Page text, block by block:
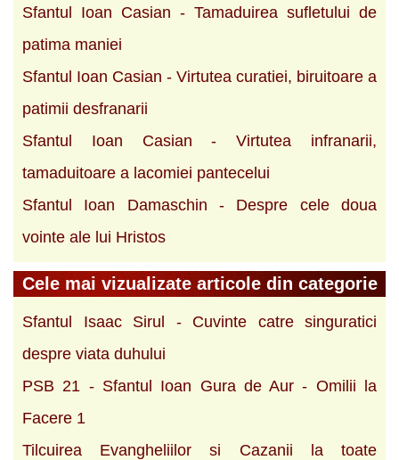
Sfantul Ioan Casian - Tamaduirea sufletului de
patima maniei
Sfantul Ioan Casian - Virtutea curatiei, biruitoare a
patimii desfranarii
Sfantul Ioan Casian - Virtutea infranarii,
tamaduitoare a lacomiei pantecelui
Sfantul Ioan Damaschin - Despre cele doua
vointe ale lui Hristos
Cele mai vizualizate articole din categorie
Sfantul Isaac Sirul - Cuvinte catre singuratici
despre viata duhului
PSB 21 - Sfantul Ioan Gura de Aur - Omilii la
Facere 1
Tilcuirea Evangheliilor si Cazanii la toate